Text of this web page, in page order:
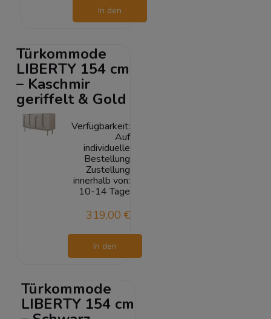
In den
Türkommode
LIBERTY 154 cm
– Kaschmir
geriffelt & Gold
Verfügbarkeit:
Auf
individuelle
Bestellung
Zustellung
innerhalb von:
10-14 Tage
319,00 €
In den
Türkommode
LIBERTY 154 cm